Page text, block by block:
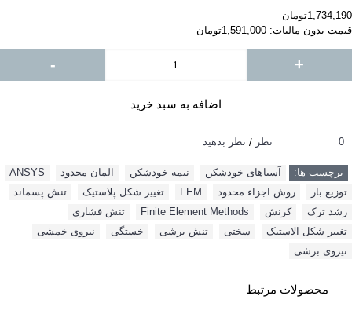
1,734,190تومان
قیمت بدون مالیات: 1,591,000تومان
- +
اضافه به سبد خرید
0 نظر / نظر بدهید
برچسب ها: آسیاهای خودشکن نیمه خودشکن المان محدود ANSYS
توزیع بار
روش اجزاء محدود FEM تغییر شکل پلاستیک تنش پسماند
رشد ترک
کرنش Finite Element Methods تنش فشاری
تغییر شکل الاستیک
سختی تنش برشی خستگی نیروی خمشی
نیروی برشی
محصولات مرتبط